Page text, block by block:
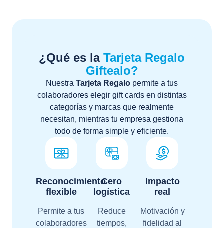
¿Qué es la Tarjeta Regalo
Giftealo?
Nuestra Tarjeta Regalo permite a tus
colaboradores elegir gift cards en distintas
categorías y marcas que realmente
necesitan, mientras tu empresa gestiona
todo de forma simple y eficiente.
Reconocimiento
flexible
Permite a tus
colaboradores
Cero
logística
Reduce
tiempos,
Impacto
real
Motivación y
fidelidad al